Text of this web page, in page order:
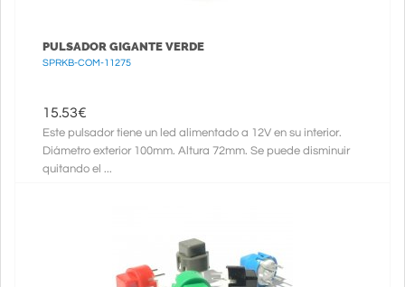
PULSADOR GIGANTE VERDE
SPRKB-COM-11275
15.53€
Este pulsador tiene un led alimentado a 12V en su interior.
Diámetro exterior 100mm. Altura 72mm. Se puede disminuir
quitando el ...